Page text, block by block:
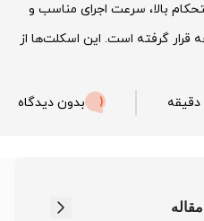
بالا، سرعت اجرای مناسب و
قرار گرفته است. این اسکلت‌ها از
بدون دیدگاه